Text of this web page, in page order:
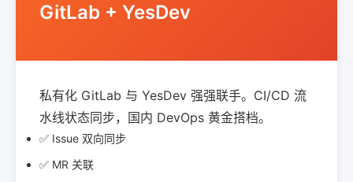
GitLab + YesDev
私有化 GitLab 与 YesDev 强强联手。CI/CD 流
水线状态同步，国内 DevOps 黄金搭档。
✅ Issue 双向同步
✅ MR 关联